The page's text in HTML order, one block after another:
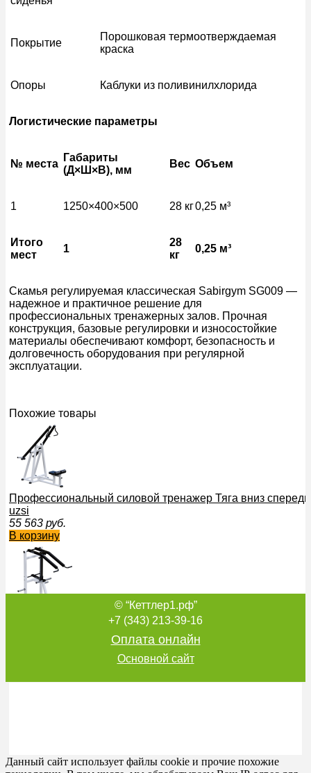
Покрытие
Порошковая термоотверждаемая
краска
Опоры Каблуки из поливинилхлорида
Логистические параметры
№ места
Габариты
(Д×Ш×В), мм
Вес Объем
1 1250×400×500 28 кг0,25 м³
Итого
мест
1
28
кг
0,25 м³
Скамья регулируемая классическая Sabirgym SG009 —
надежное и практичное решение для
профессиональных тренажерных залов. Прочная
конструкция, базовые регулировки и износостойкие
материалы обеспечивают комфорт, безопасность и
долговечность оборудования при регулярной
эксплуатации.
Похожие товары
Профессиональный силовой тренажер Тяга вниз
uzsi
55 563 руб.
В корзину
Профессиональный силовой тренажер для
екатеринбургспорт
44 415 руб.
© “Кеттлер1.рф”
+7 (343) 213-39-16
Оплата онлайн
Основной сайт
Данный сайт использует файлы cookie и прочие похожие